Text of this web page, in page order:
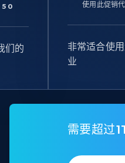
们的
使用此促销
非常适合使
业
需要超过